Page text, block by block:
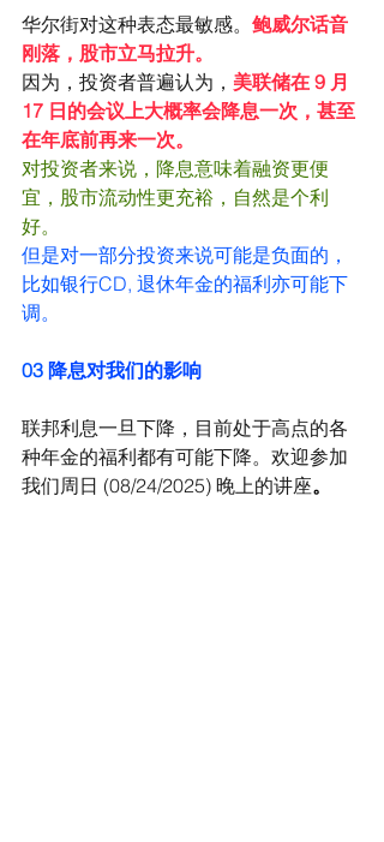
华尔街对这种表态最敏感。 鲍威尔话音
刚落，股市立马拉升。
因为，投资者普遍认为， 美联储在 9 月
17 日的会议上大概率会降息一次，甚至
在年底前再来一次。
对投资者来说，降息意味着融资更便
宜，股市流动性更充裕，自然是个利
好。
但是对一部分投资来说可能是负面的，
比如银行CD, 退休年金的福利亦可能下
调。
03 降息对我们的影响
联邦利息一旦下降，目前处于高点的各
种年金的福利都有可能下降。欢迎参加
我们周日 (08/24/2025) 晚上的讲座。